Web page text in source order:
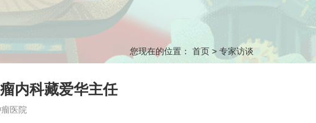
您现在的位置： 首页 > 专家访谈
内科藏爱华主任
医院